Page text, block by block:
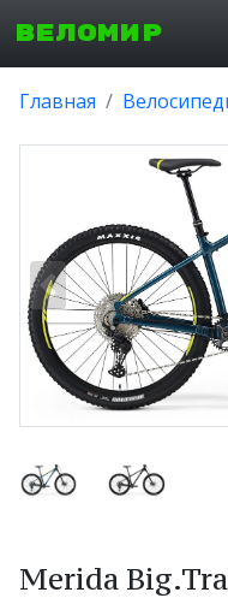
ВЕЛОМИР
Главная
Merida